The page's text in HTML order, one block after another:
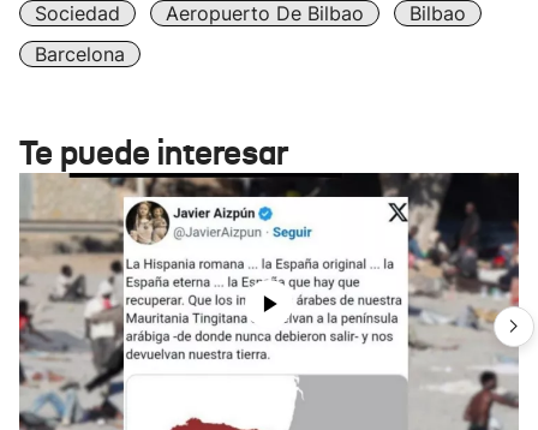
Sociedad Aeropuerto De Bilbao
Bilbao
Barcelona
Te puede interesar